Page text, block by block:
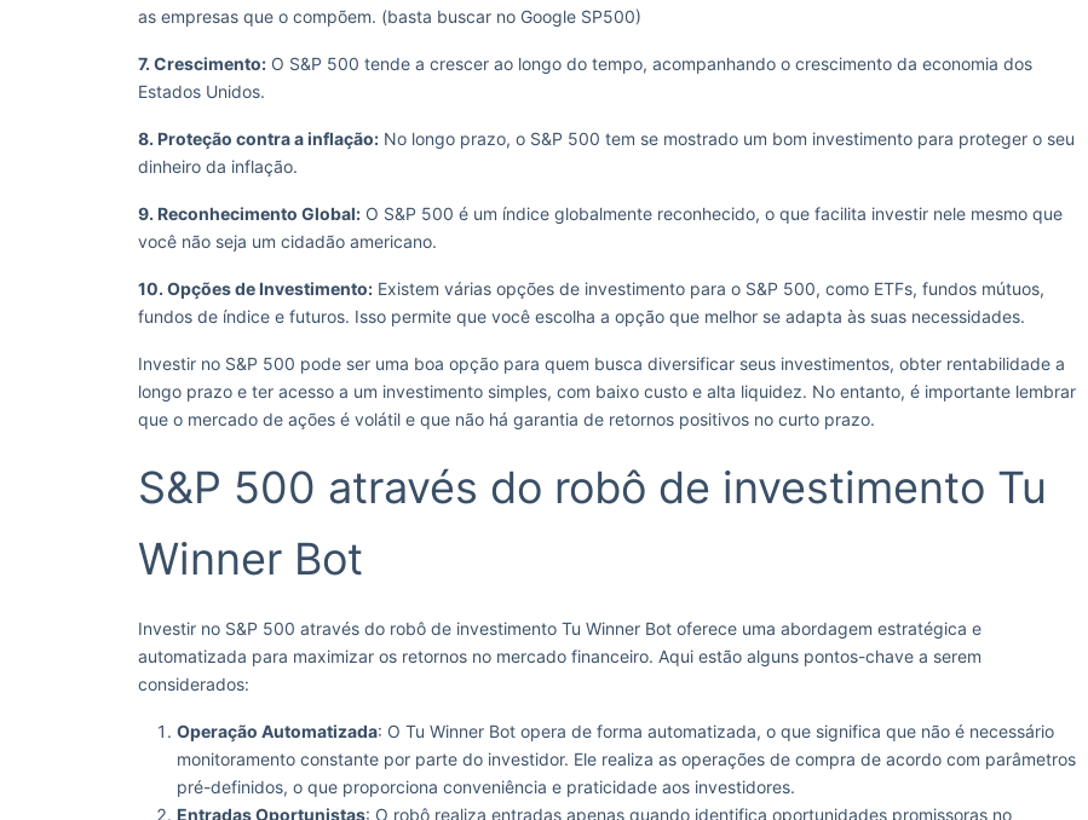
as empresas que o compõem. (basta buscar no Google SP500)
7. Crescimento: O S&P 500 tende a crescer ao longo do tempo, acompanhando o crescimento da economia dos
Estados Unidos.
8. Proteção contra a inflação: No longo prazo, o S&P 500 tem se mostrado um bom investimento para proteger o seu
dinheiro da inflação.
9. Reconhecimento Global: O S&P 500 é um índice globalmente reconhecido, o que facilita investir nele mesmo que
você não seja um cidadão americano.
10. Opções de Investimento: Existem várias opções de investimento para o S&P 500, como ETFs, fundos mútuos,
fundos de índice e futuros. Isso permite que você escolha a opção que melhor se adapta às suas necessidades.
Investir no S&P 500 pode ser uma boa opção para quem busca diversificar seus investimentos, obter rentabilidade a
longo prazo e ter acesso a um investimento simples, com baixo custo e alta liquidez. No entanto, é importante lembrar
que o mercado de ações é volátil e que não há garantia de retornos positivos no curto prazo.
S&P 500 através do robô de investimento Tu
Winner Bot
Investir no S&P 500 através do robô de investimento Tu Winner Bot oferece uma abordagem estratégica e
automatizada para maximizar os retornos no mercado financeiro. Aqui estão alguns pontos-chave a serem
considerados:
Operação Automatizada: O Tu Winner Bot opera de forma automatizada, o que significa que não é necessário
monitoramento constante por parte do investidor. Ele realiza as operações de compra de acordo com parâmetros
pré-definidos, o que proporciona conveniência e praticidade aos investidores.
Entradas Oportunistas: O robô realiza entradas apenas quando identifica oportunidades promissoras no